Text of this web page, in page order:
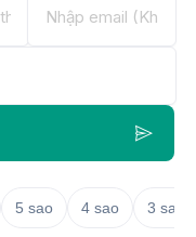
5 sao 4 sao 3 sao